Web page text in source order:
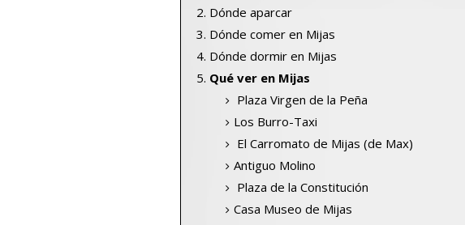
Dónde aparcar
Dónde comer en Mijas
Dónde dormir en Mijas
Qué ver en Mijas
Plaza Virgen de la Peña
Los Burro-Taxi
El Carromato de Mijas (de Max)
Antiguo Molino
Plaza de la Constitución
Casa Museo de Mijas